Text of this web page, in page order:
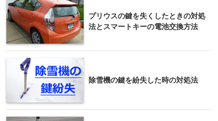
プリウスの鍵を失くしたときの対処
法とスマートキーの電池交換方法
除雪機の鍵を紛失した時の対処法